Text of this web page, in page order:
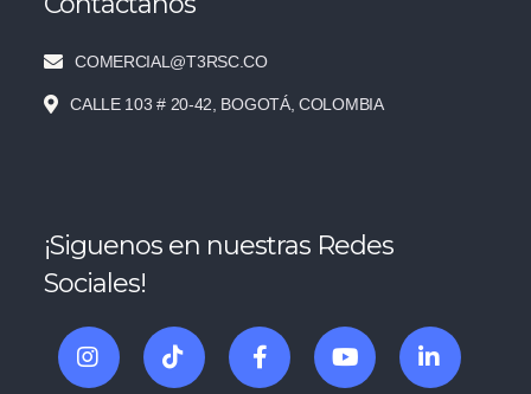
COMERCIAL@T3RSC.CO
CALLE 103 # 20-42, BOGOTÁ, COLOMBIA
¡Siguenos en nuestras Redes
Sociales!